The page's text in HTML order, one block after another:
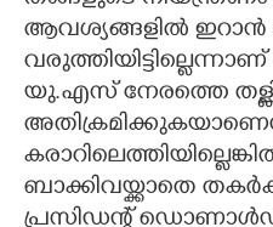
CONTACT US
ആവശ്യങ്ങളിൽ ഇറാൻ
യു.എസ് നേരത്തെ
ബാക്കിവയ്ക്കാതെ
പ്രസിഡന്റ് ഡൊണാൾഡ്